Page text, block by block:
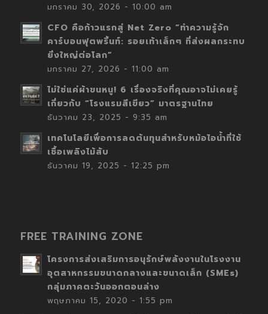
มกราคม 30, 2026 - 10:00 am
CFO คือก้าวแรกสู่ Net Zero “ทำความรู้จัก
คาร์บอนฟุตพริ้นท์: รอยเท้าเล็กๆ ที่ส่งผลกระทบ
ยิ่งใหญ่ต่อโลก”
มกราคม 27, 2026 - 11:00 am
ไม่ใช่แค่ผ้าขนหนู! 6 เรื่องจริงที่คุณอาจไม่เคยรู้
เกี่ยวกับ “โรงแรมสีเขียว” มาตรฐานไทย
ธันวาคม 23, 2025 - 9:35 am
เทคโนโลยีเพื่อการลดต้นทุนสำหรับหม้อไอน้ำที่ใช้
เชื้อเพลิงไม้สับ
ธันวาคม 19, 2025 - 12:25 pm
FREE TRAINING ZONE
โครงการส่งเสริมการอนุรักษ์พลังงานในโรงงาน
อุตสาหกรรมขนาดกลางและขนาดเล็ก (SMEs)
กลุ่มภาคตะวันออกตอนล่าง
พฤษภาคม 15, 2020 - 1:55 pm